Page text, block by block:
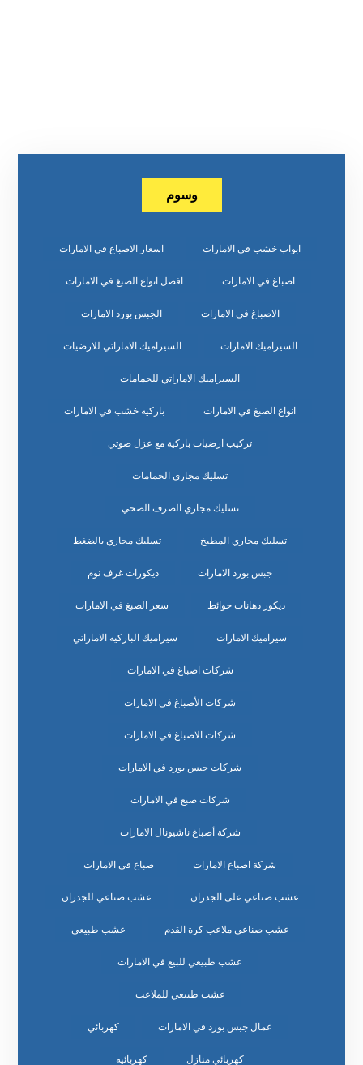
وسوم
ابواب خشب في الامارات اسعار الاصباغ في الامارات
اصباغ في الامارات افضل انواع الصبغ في الامارات
الاصباغ في الامارات الجبس بورد الامارات
السيراميك الامارات السيراميك الاماراتي للارضيات
السيراميك الاماراتي للحمامات
انواع الصبغ في الامارات باركيه خشب في الامارات
تركيب ارضيات باركية مع عزل صوتي
تسليك مجاري الحمامات
تسليك مجاري الصرف الصحي
تسليك مجاري المطبخ تسليك مجاري بالضغط
جبس بورد الامارات ديكورات غرف نوم
ديكور دهانات حوائط سعر الصبغ في الامارات
سيراميك الامارات سيراميك الباركيه الاماراتي
شركات اصباغ في الامارات
شركات الأصباغ في الامارات
شركات الاصباغ في الامارات
شركات جبس بورد في الامارات
شركات صبغ في الامارات
شركة أصباغ ناشيونال الامارات
شركة اصباغ الامارات صباغ في الامارات
عشب صناعي على الجدران عشب صناعي للجدران
عشب صناعي ملاعب كرة القدم عشب طبيعي
عشب طبيعي للبيع في الامارات
عشب طبيعي للملاعب
عمال جبس بورد في الامارات كهربائي
كهربائي منازل كهربائيه